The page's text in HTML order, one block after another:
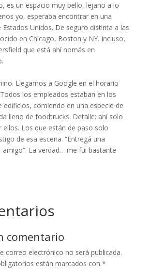
es un espacio muy bello, lejano a lo
yo, esperaba encontrar en una
Estados Unidos. De seguro distinta a las
en Chicago, Boston y NY. Incluso,
que está ahí nomás en
Llegamos a Google en el horario
los empleados estaban en los
edificios, comiendo en una especie de
lleno de foodtrucks. Detalle: ahí solo
ellos. Los que están de paso solo
de esa escena. “Entregá una
amigo“. La verdad… me fui bastante
comentario
correo electrónico no será publicada.
están marcados con *